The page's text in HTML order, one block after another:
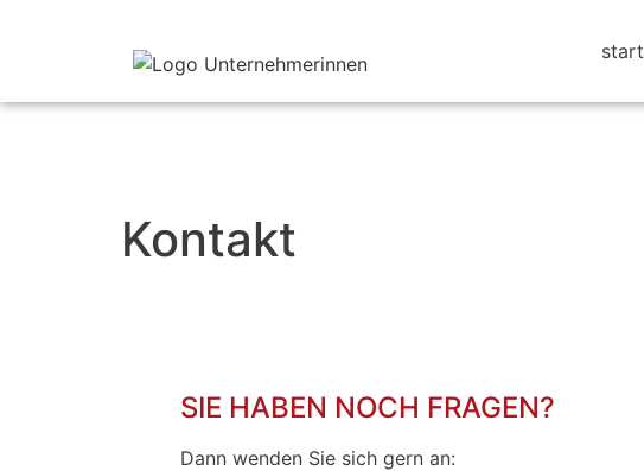
start
Kontakt
SIE HABEN NOCH FRAGEN?
Dann wenden Sie sich gern an: